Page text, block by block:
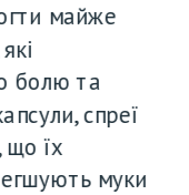
майже
болю та
спреї
що їх
муки